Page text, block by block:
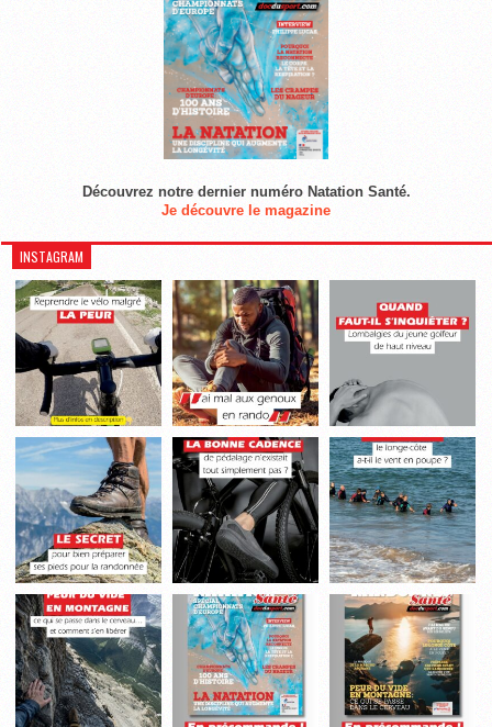
Découvrez notre dernier numéro Natation Santé.
Je découvre le magazine
INSTAGRAM